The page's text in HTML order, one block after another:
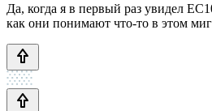
Да, когда я в первый раз увидел
как они понимают что-то в этом